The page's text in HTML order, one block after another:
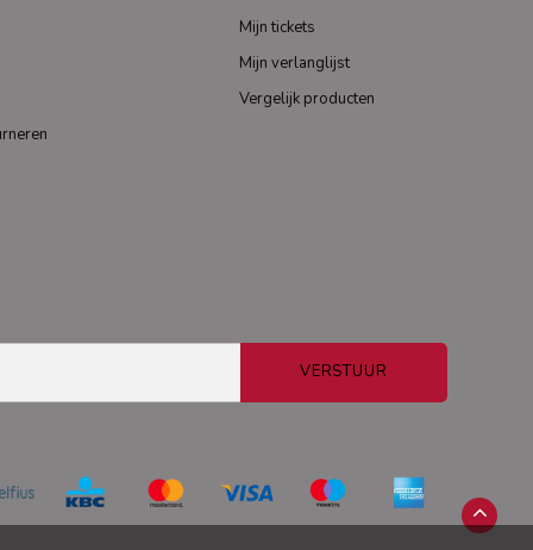
Mijn tickets
Mijn verlanglijst
Vergelijk producten
VERSTUUR